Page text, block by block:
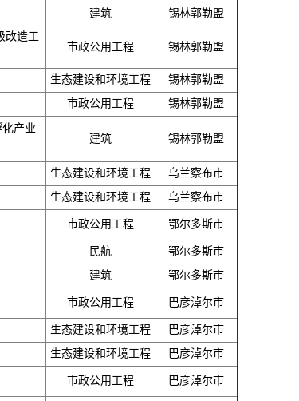
建筑 锡林郭勒盟
改造工
市政公用工程 锡林郭勒盟
生态建设和环境工程
锡林郭勒盟
市政公用工程 锡林郭勒盟
产业
建筑 锡林郭勒盟
生态建设和环境工程
乌兰察布市
生态建设和环境工程 乌兰察布市
市政公用工程 鄂尔多斯市
民航
鄂尔多斯市
建筑 鄂尔多斯市
市政公用工程 巴彦淖尔市
生态建设和环境工程
巴彦淖尔市
生态建设和环境工程 巴彦淖尔市
市政公用工程 巴彦淖尔市